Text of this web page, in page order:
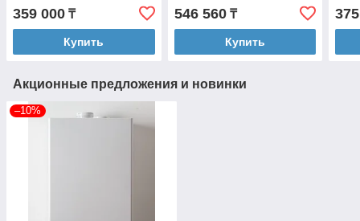
359 000 ₸
Купить
546 560₸
Купить
Акционные предложения и новинки
–10%